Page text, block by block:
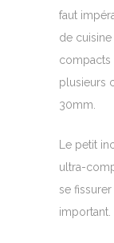
faut
de
compacts
plusieurs
30mm.
Le petit
ultra-
se
important.